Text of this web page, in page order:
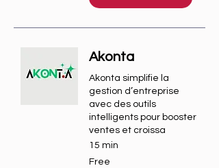
Akonta
Akonta simplifie la
gestion d’entreprise
avec des outils
intelligents pour booster
ventes et croissa
15 min
Free
Free